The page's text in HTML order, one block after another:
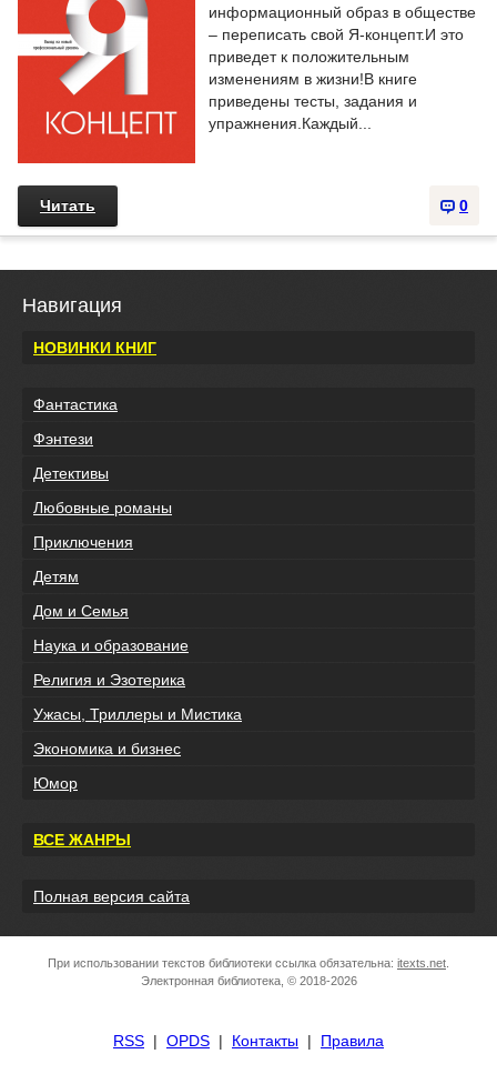
информационный образ в обществе
– переписать свой Я-концепт.И это
приведет к положительным
изменениям в жизни!В книге
приведены тесты, задания и
упражнения.Каждый...
0
Читать
Навигация
НОВИНКИ КНИГ
Фантастика
Фэнтези
Детективы
Любовные романы
Приключения
Детям
Дом и Семья
Наука и образование
Религия и Эзотерика
Ужасы, Триллеры и Мистика
Экономика и бизнес
Юмор
ВСЕ ЖАНРЫ
Полная версия сайта
При использовании текстов библиотеки ссылка обязательна: itexts.net
Электронная библиотека, © 2018-2026
RSS | OPDS | Контакты | Правила